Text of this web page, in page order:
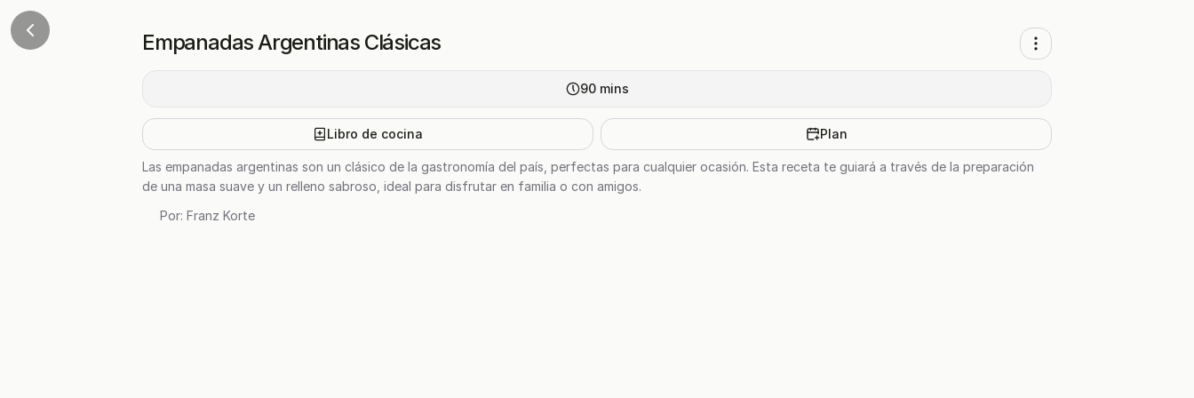
Empanadas Argentinas Clásicas
90 mins
Libro de cocina Plan
Las empanadas argentinas son un clásico de la gastronomía del país, perfectas para cualquier ocasión. Esta receta te guiará a través de la preparación
de una masa suave y un relleno sabroso, ideal para disfrutar en familia o con amigos.
Por: Franz Korte